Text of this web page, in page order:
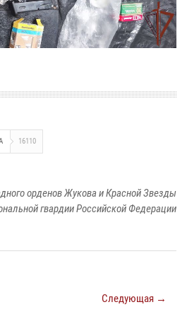
16110
орденов Жукова и Красной Звезды
гвардии Российской Федерации
Следующая →